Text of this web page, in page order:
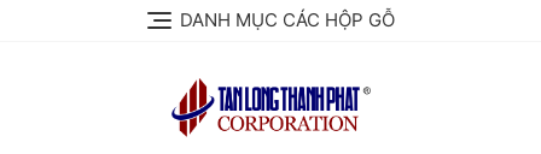
DANH MỤC CÁC HỘP GỖ